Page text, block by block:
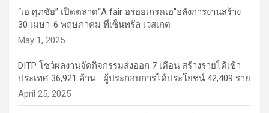
“เอ ศุภชัย” เปิดตลาด“A fair อร่อยเกรดเอ”อลังการงานสร้าง
30 เมษา-6 พฤษภาคม ที่เซ็นทรัล เวสเกต
May 1, 2025
DITP โชว์ผลงานจัดกิจกรรมส่งออก 7 เดือน สร้างรายได้เข้า
ประเทศ 36,921 ล้าน ผู้ประกอบการได้ประโยชน์ 42,409 ราย
April 25, 2025